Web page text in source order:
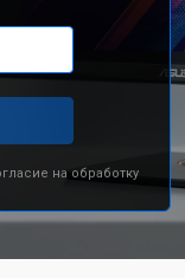
на обработку